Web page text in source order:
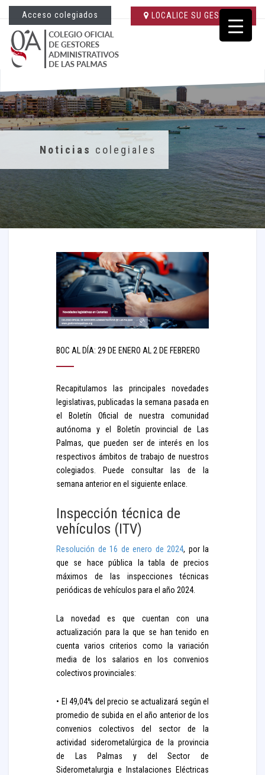
Acceso colegiados LOCALICE SU GESTORÍA
Noticias colegiales
BOC AL DÍA: 29 DE ENERO AL 2 DE FEBRERO
Recapitulamos las principales novedades
legislativas, publicadas la semana pasada en
el Boletín Oficial de nuestra comunidad
autónoma y el Boletín provincial de Las
Palmas, que pueden ser de interés en los
respectivos ámbitos de trabajo de nuestros
colegiados. Puede consultar las de la
semana anterior en el siguiente enlace.
Inspección técnica de
vehículos (ITV)
Resolución de 16 de enero de 2024, por la
que se hace pública la tabla de precios
máximos de las inspecciones técnicas
periódicas de vehículos para el año 2024.
La novedad es que cuentan con una
actualización para la que se han tenido en
cuenta varios criterios como la variación
media de los salarios en los convenios
colectivos provinciales:
• El 49,04% del precio se actualizará según el
promedio de subida en el año anterior de los
convenios colectivos del sector de la
actividad siderometalúrgica de la provincia
de Las Palmas y del Sector de
Siderometalurgia e Instalaciones Eléctricas